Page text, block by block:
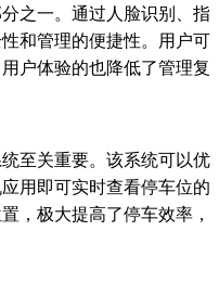
之一。通过人脸识别、指
和管理的便捷性。用户可
户体验的也降低了管理复
至关重要。该系统可以优
用即可实时查看停车位的
，极大提高了停车效率，